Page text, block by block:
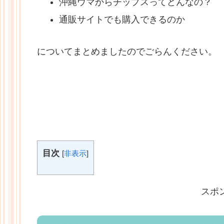
通販サイトでも購入できるのか
についてまとめましたのでごらんください。
目次 [非表示]
スポ